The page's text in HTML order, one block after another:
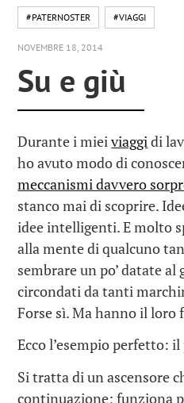
#PATERNOSTER #VIAGGI
NOVEMBRE 18, 2014
Su e giù
Durante i mieiviaggidi
ho avuto modo di
meccanismi davvero
stanco mai di scoprire.
idee intelligenti. E molto
alla mente di qualcuno
sembrare un po’ datate al
circondati da tanti
Forse sì. Ma hanno il loro
Ecco l’esempio perfetto: il
Si tratta di un ascensore
continuazione; funziona